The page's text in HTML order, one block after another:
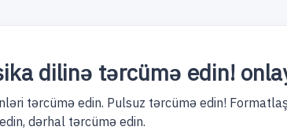
dilinə tərcümə edin!
tərcümə edin. Pulsuz tərcümə edin!
dərhal tərcümə edin.